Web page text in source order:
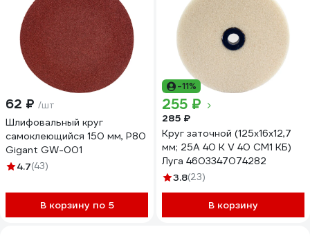
62 ₽ /шт
Шлифовальный круг
самоклеющийся 150 мм, P80
Gigant GW-001
4.7(43)
В корзину по 5
-11%
255 ₽
285 ₽
Круг заточной (125х16х12,7
мм; 25A 40 K V 40 СМ1 КБ)
Луга 4603347074282
3.8(23)
В корзину